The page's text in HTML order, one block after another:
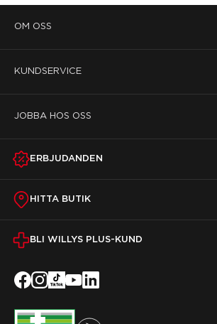
OM OSS
KUNDSERVICE
JOBBA HOS OSS
ERBJUDANDEN
HITTA BUTIK
BLI WILLYS PLUS-KUND